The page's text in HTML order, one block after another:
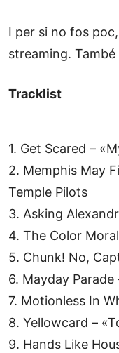
I per si no fos
streaming.
Tracklist
1. Get Scared –
2. Memphis May
Temple Pilots
3. Asking
4. The Color
5. Chunk! No,
6. Mayday
7. Motionless In
8. Yellowcard –
9. Hands Like